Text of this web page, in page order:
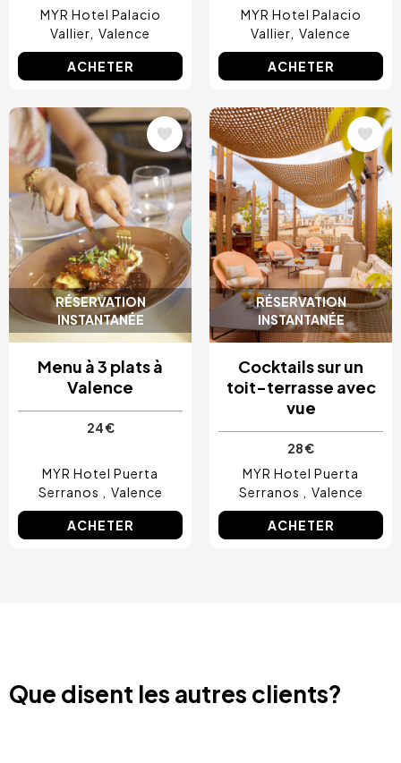
MYR Hotel Palacio
Vallier Valence
ACHETER
MYR Hotel Palacio
Vallier Valence
ACHETER
RÉSERVATION
INSTANTANÉE
Image
Menu à 3 plats à
Valence
24 €
MYR Hotel Puerta
Serranos
Valence
ACHETER
RÉSERVATION
INSTANTANÉE
Image
Cocktails sur un
toit-terrasse avec
vue
28 €
MYR Hotel Puerta
Serranos
Valence
ACHETER
Que disent les autres clients?